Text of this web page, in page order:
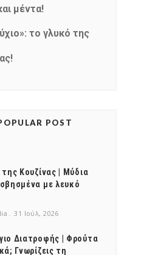
μέντα!
το γλυκό της
POST
της Κουζίνας | Μύδια
με λευκό
31 Ιούλ, 2026
Διατροφής | Φρούτα
Γνωρίζεις τη